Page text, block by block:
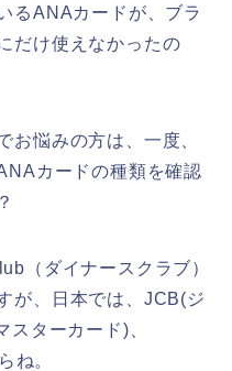
るANAカードが、ブラ
だけ使えなかったの
お悩みの方は、一度、
カードの種類を確認
（ダイナースクラブ）
が、日本では、JCB(ジ
スターカード)、
ね。